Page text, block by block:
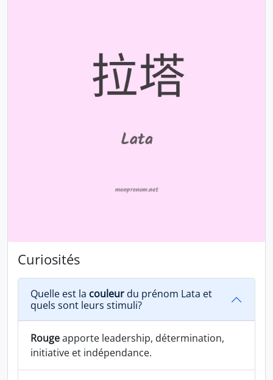
Curiosités
Quelle est la couleur du prénom Lata et
quels sont leurs stimuli?
Rougeapporte leadership, détermination,
initiative et indépendance.